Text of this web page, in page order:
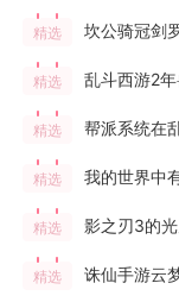
精选 坎公骑冠剑
精选
精选 帮派系统在
精选 我的世界中
精选 影之刃3的
精选